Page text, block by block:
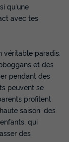
chambre) -
€
qu'une
avec tes
véritable paradis.
et des
pendant des
peuvent se
profitent
saison, des
qui
des